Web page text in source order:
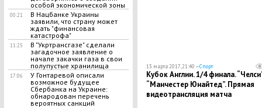
особой экономической зоны
00:21
В Нацбанке Украины
заявили, что страну может
ждать "финансовая
катастрофа"
11:25
В "Укртрансгазе" сделали
загадочное заявление о
начале закачки газа в свои
полупустые хранилища
17:06
У Гонтаревой описали
возможное будущее
Сбербанка на Украине:
обнародован перечень
вероятных санкций
13 марта 2017, 21:40 —Спорт
Кубок Англии. 1/4 финала.
“Манчестер Юнайтед”. Прямая
видеотрансляция матча